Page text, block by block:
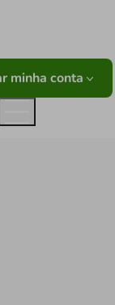
minha conta